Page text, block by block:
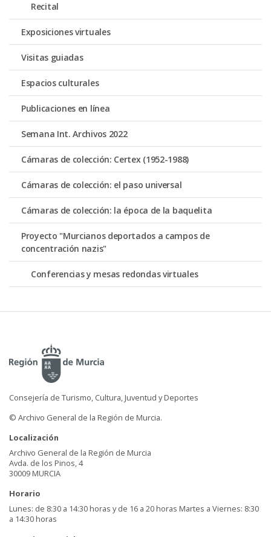
Recital
Exposiciones virtuales
Visitas guiadas
Espacios culturales
Publicaciones en línea
Semana Int. Archivos 2022
Cámaras de colección: Certex (1952-1988)
Cámaras de colección: el paso universal
Cámaras de colección: la época de la baquelita
Proyecto "Murcianos deportados a campos de
concentración nazis"
Conferencias y mesas redondas virtuales
Consejería de Turismo, Cultura, Juventud y Deportes
© Archivo General de la Región de Murcia.
Localización
Archivo General de la Región de Murcia
Avda. de los Pinos, 4
30009 MURCIA
Horario
Lunes: de 8:30 a 14:30 horas y de 16 a 20 horas Martes a Viernes: 8:30
a 14:30 horas